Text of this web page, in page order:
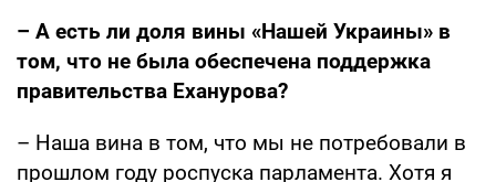
– А есть ли доля вины «Нашей Украины» в
том, что не была обеспечена поддержка
правительства Еханурова?
– Наша вина в том, что мы не потребовали в
прошлом году роспуска парламента. Хотя я